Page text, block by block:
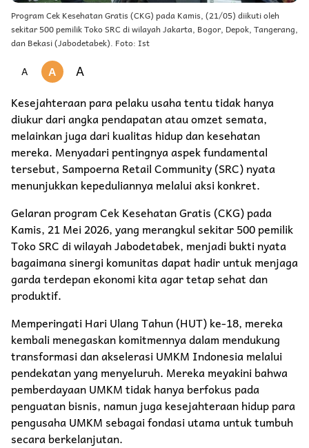
Program Cek Kesehatan Gratis (CKG) pada Kamis, (21/05) diikuti oleh
sekitar 500 pemilik Toko SRC di wilayah Jakarta, Bogor, Depok, Tangerang,
dan Bekasi (Jabodetabek). Foto: Ist
A A A
Kesejahteraan para pelaku usaha tentu tidak hanya
diukur dari angka pendapatan atau omzet semata,
melainkan juga dari kualitas hidup dan kesehatan
mereka. Menyadari pentingnya aspek fundamental
tersebut, Sampoerna Retail Community (SRC) nyata
menunjukkan kepeduliannya melalui aksi konkret.
Gelaran program Cek Kesehatan Gratis (CKG) pada
Kamis, 21 Mei 2026, yang merangkul sekitar 500 pemilik
Toko SRC di wilayah Jabodetabek, menjadi bukti nyata
bagaimana sinergi komunitas dapat hadir untuk menjaga
garda terdepan ekonomi kita agar tetap sehat dan
produktif.
Memperingati Hari Ulang Tahun (HUT) ke-18, mereka
kembali menegaskan komitmennya dalam mendukung
transformasi dan akselerasi UMKM Indonesia melalui
pendekatan yang menyeluruh. Mereka meyakini bahwa
pemberdayaan UMKM tidak hanya berfokus pada
penguatan bisnis, namun juga kesejahteraan hidup para
pengusaha UMKM sebagai fondasi utama untuk tumbuh
secara berkelanjutan.